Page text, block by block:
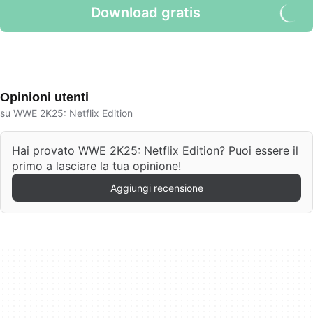
Download gratis
Opinioni utenti
su WWE 2K25: Netflix Edition
Hai provato WWE 2K25: Netflix Edition? Puoi essere il
primo a lasciare la tua opinione!
Aggiungi recensione